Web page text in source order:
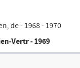
de - 1968 - 1970
Vertr - 1969